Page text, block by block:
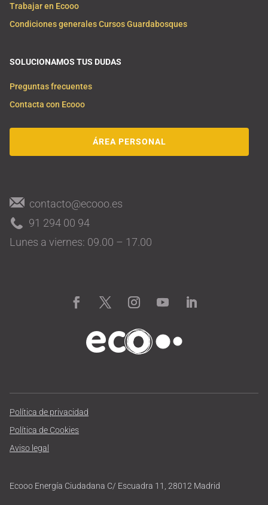
Trabajar en Ecooo
Condiciones generales Cursos Guardabosques
SOLUCIONAMOS TUS DUDAS
Preguntas frecuentes
Contacta con Ecooo
ÁREA PERSONAL
contacto@ecooo.es
91 294 00 94
Lunes a viernes: 09.00 – 17.00
Política de privacidad
Política de Cookies
Aviso legal
Ecooo Energía Ciudadana C/ Escuadra 11, 28012 Madrid